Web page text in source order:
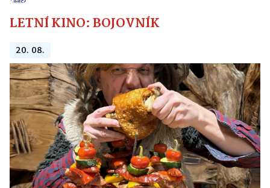
LETNÍ KINO: BOJOVNÍK
20. 08.